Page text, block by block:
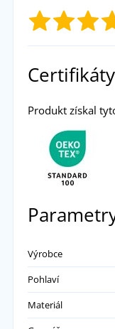
Jarmila
Dobrý den
jsem ve
chlapce na
měkkounké a
teplé jak
přidáno
Certifikáty
Produkt získal
Výrobce
Pohlaví
Materiál